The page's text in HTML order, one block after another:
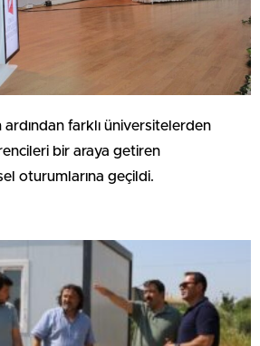
ardından farklı üniversitelerden
bir araya getiren
oturumlarına geçildi.